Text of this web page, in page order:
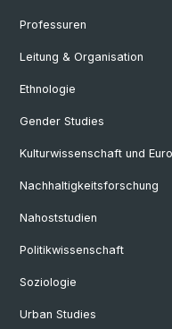
Professuren
Leitung & Organisation
Ethnologie
Gender Studies
Kulturwissenschaft und
Nachhaltigkeitsforschung
Nahoststudien
Politikwissenschaft
Soziologie
Urban Studies